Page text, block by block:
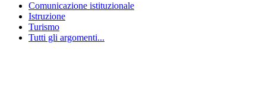
Comunicazione istituzionale
Istruzione
Turismo
Tutti gli argomenti...